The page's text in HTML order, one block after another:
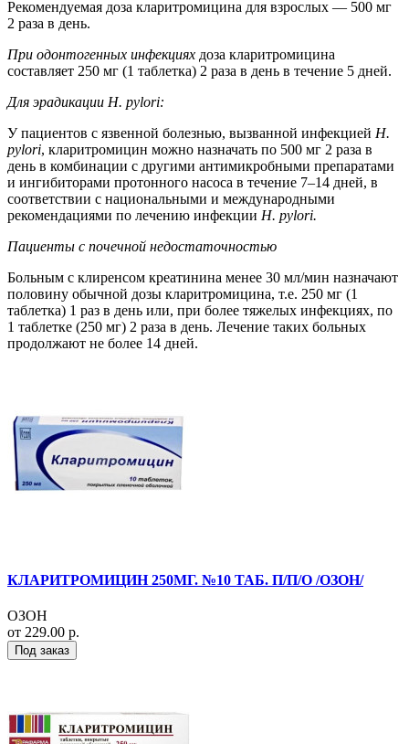
Рекомендуемая доза кларитромицина для взрослых — 500 мг
2 раза в день.
При одонтогенных инфекциях доза кларитромицина
составляет 250 мг (1 таблетка) 2 раза в день в течение 5 дней.
Для эрадикации H. pylori:
У пациентов с язвенной болезнью, вызванной инфекцией H.
pylori, кларитромицин можно назначать по 500 мг 2 раза в
день в комбинации с другими антимикробными препаратами
и ингибиторами протонного насоса в течение 7–14 дней, в
соответствии с национальными и международными
рекомендациями по лечению инфекции H. pylori.
Пациенты с почечной недостаточностью
Больным с клиренсом креатинина менее 30 мл/мин назначают
половину обычной дозы кларитромицина, т.е. 250 мг (1
таблетка) 1 раз в день или, при более тяжелых инфекциях, по
1 таблетке (250 мг) 2 раза в день. Лечение таких больных
продолжают не более 14 дней.
КЛАРИТРОМИЦИН 250МГ. №10 ТАБ. П/П/О /ОЗОН/
ОЗОН
от 229.00 р.
Под заказ